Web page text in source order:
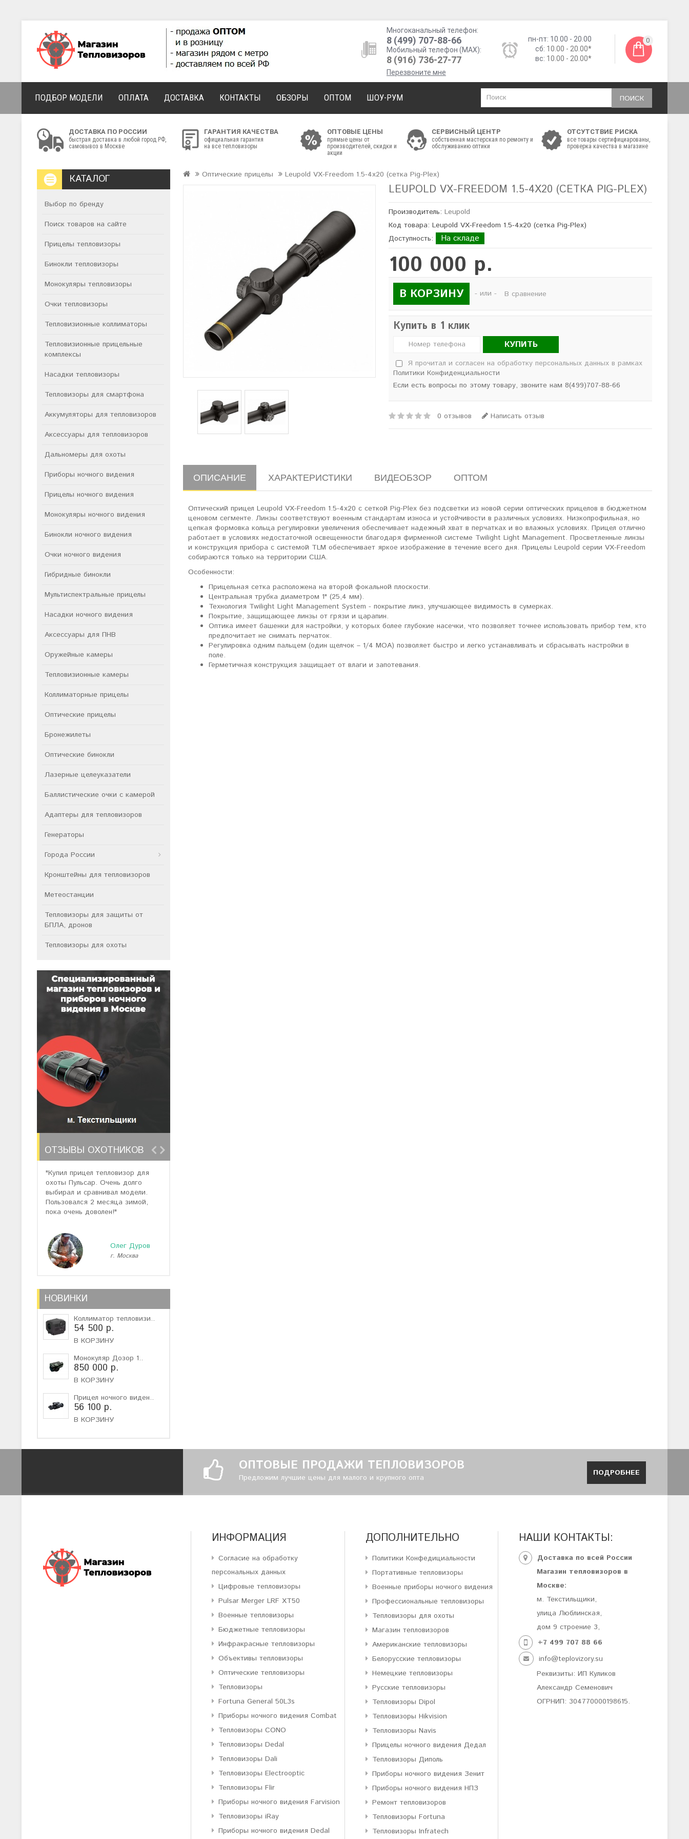
Многоканальный телефон:
8 (499) 707-88-66
Мобильный телефон (MAX):
8 (916) 736-27-77
Перезвоните мне
пн-пт: 10.00 - 20.00
сб: 10.00 - 20.00*
вс: 10.00 - 20.00*
0
ПОИСК
ПОДБОР МОДЕЛИ ОПЛАТА ДОСТАВКА КОНТАКТЫ ОБЗОРЫ ОПТОМ ШОУ-РУМ
ДОСТАВКА ПО РОССИИ
быстрая доставка в любой город РФ,
самовывоз в Москве
ГАРАНТИЯ КАЧЕСТВА
официальная гарантия
на все тепловизоры
ОПТОВЫЕ ЦЕНЫ
прямые цены от
производителей, скидки и
акции
СЕРВИСНЫЙ ЦЕНТР
собственная мастерская по ремонту и
обслуживанию оптики
ОТСУТСТВИЕ РИСКА
все товары сертифициарованы,
проверка качества в магазине
КАТАЛОГ
Выбор по бренду
Поиск товаров на сайте
Прицелы тепловизоры
Бинокли тепловизоры
Монокуляры тепловизоры
Очки тепловизоры
Тепловизионные коллиматоры
Тепловизионные прицельные
комплексы
Насадки тепловизоры
Тепловизоры для смартфона
Аккумуляторы для тепловизоров
Аксессуары для тепловизоров
Дальномеры для охоты
Приборы ночного видения
Прицелы ночного видения
Монокуляры ночного видения
Бинокли ночного видения
Очки ночного видения
Гибридные бинокли
Мультиспектральные прицелы
Насадки ночного видения
Аксессуары для ПНВ
Оружейные камеры
Тепловизионные камеры
Коллиматорные прицелы
Оптические прицелы
Бронежилеты
Оптические бинокли
Лазерные целеуказатели
Баллистические очки с камерой
Адаптеры для тепловизоров
Генераторы
Города России
Кронштейны для тепловизоров
Метеостанции
Тепловизоры для защиты от
БПЛА, дронов
Тепловизоры для охоты
ОТЗЫВЫ ОХОТНИКОВ
"Купил прицел тепловизор для
охоты Пульсар. Очень долго
выбирал и сравнивал модели.
Пользовался 2 месяца зимой,
пока очень доволен!"
Олег Дуров
г. Москва
НОВИНКИ
Коллиматор тепловизи..
54 500 р.
В КОРЗИНУ
Монокуляр Дозор 1..
850 000 р.
В КОРЗИНУ
Прицел ночного виден..
56 100 р.
В КОРЗИНУ
Оптические прицелы Leupold VX-Freedom 1.5-4x20 (сетка Pig-Plex)
LEUPOLD VX-FREEDOM 1.5-4X20 (СЕТКА PIG-PLEX)
Производитель:Leupold
Код товара: Leupold VX-Freedom 1.5-4x20 (сетка Pig-Plex)
Доступность:
На складе
100 000 р.
В КОРЗИНУ - или - В сравнение
Купить в 1 клик
КУПИТЬ
Я прочитал и согласен на обработку персональных данных в рамках
Политики Конфиденциальности
Если есть вопросы по этому товару, звоните нам 8(499)707-88-66
0 отзывов Написать отзыв
ОПИСАНИЕ ХАРАКТЕРИСТИКИ ВИДЕОБЗОР ОПТОМ
Оптический прицел Leupold VX-Freedom 1.5-4x20 c сеткой Pig-Plex без подсветки из новой серии оптических прицелов в бюджетном
ценовом сегменте. Линзы соответствуют военным стандартам износа и устойчивости в различных условиях. Низкопрофильная, но
цепкая формовка кольца регулировки увеличения обеспечивает надежный хват в перчатках и во влажных условиях. Прицел отлично
работает в условиях недостаточной освещенности благодаря фирменной системе Twilight Light Management. Просветленные линзы
и конструкция прибора с системой TLM обеспечивает яркое изображение в течение всего дня. Прицелы Leupold серии VX-Freedom
собираются только на территории США.
Особенности:
Прицельная сетка расположена на второй фокальной плоскости.
Центральная трубка диаметром 1" (25,4 мм).
Технология Twilight Light Management System - покрытие линз, улучшающее видимость в сумерках.
Покрытие, защищающее линзы от грязи и царапин.
Оптика имеет башенки для настройки, у которых более глубокие насечки, что позволяет точнее использовать прибор тем, кто
предпочитает не снимать перчаток.
Регулировка одним пальцем (один щелчок – 1/4 MOA) позволяет быстро и легко устанавливать и сбрасывать настройки в
поле.
Герметичная конструкция защищает от влаги и запотевания.
ОПТОВЫЕ ПРОДАЖИ ТЕПЛОВИЗОРОВ
Предложим лучшие цены для малого и крупного опта ПОДРОБНЕЕ
ИНФОРМАЦИЯ
Согласие на обработку
персональных данных
Цифровые тепловизоры
Pulsar Merger LRF XT50
Военные тепловизоры
Бюджетные тепловизоры
Инфракрасные тепловизоры
Объективы тепловизоры
Оптические тепловизоры
Тепловизоры
Fortuna General 50L3s
Приборы ночного видения Combat
Тепловизоры CONO
Тепловизоры Dedal
Тепловизоры Dali
Тепловизоры Electrooptic
Тепловизоры Flir
Приборы ночного видения Farvision
Тепловизоры iRay
Приборы ночного видения Dedal
ДОПОЛНИТЕЛЬНО
Политики Конфедициальности
Портативные тепловизоры
Военные приборы ночного видения
Профессиональные тепловизоры
Тепловизоры для охоты
Магазин тепловизоров
Американские тепловизоры
Белорусские тепловизоры
Немецкие тепловизоры
Русские тепловизоры
Тепловизоры Dipol
Тепловизоры Hikvision
Тепловизоры Navis
Прицелы ночного видения Дедал
Тепловизоры Диполь
Приборы ночного видения Зенит
Приборы ночного видения НПЗ
Ремонт тепловизоров
Тепловизоры Fortuna
Тепловизоры Infratech
НАШИ КОНТАКТЫ:
Доставка по всей России
Магазин тепловизоров в
Москве:
м. Текстильщики,
улица Люблинская,
дом 9 строение 3,
+7 499 707 88 66
info@teplovizory.su
Реквизиты: ИП Куликов
Александр Семенович
ОГРНИП: 304770000198615.